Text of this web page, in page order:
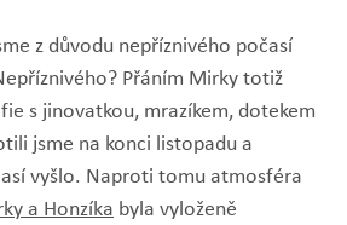
z důvodu nepříznivého počasí
Přáním Mirky totiž
s jinovatkou, mrazíkem, dotekem
jsme na konci listopadu a
vyšlo. Naproti tomu atmosféra
a Honzíka byla vyloženě